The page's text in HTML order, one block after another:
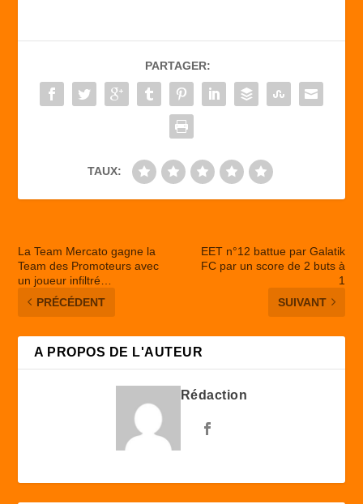
b
o
o
d
o
n
er
PARTAGER:
TAUX:
La Team Mercato gagne la
Team des Promoteurs avec
un joueur infiltré…
PRÉCÉDENT
EET n°12 battue par Galatik
FC par un score de 2 buts à
1
SUIVANT
A PROPOS DE L'AUTEUR
Rédaction